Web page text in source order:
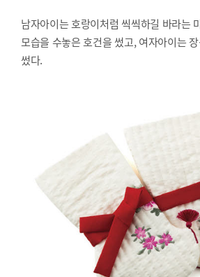
남자아이는 호랑이처럼 씩씩하길 바라는
모습을 수놓은 호건을 썼고, 여자아이는
썼다.